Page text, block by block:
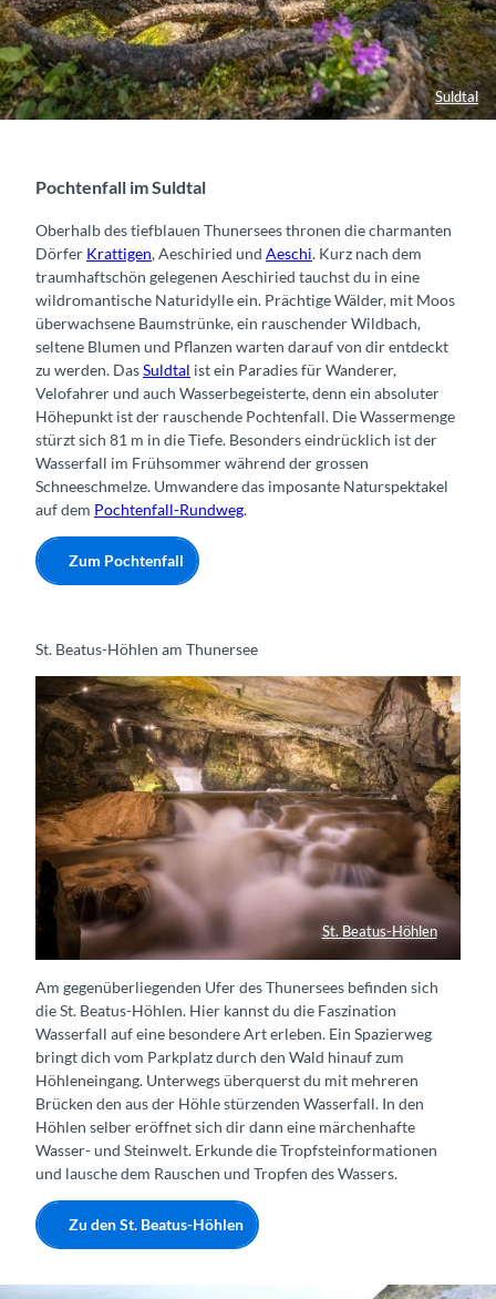
Suldtal
Pochtenfall im Suldtal
Oberhalb des tiefblauen Thunersees thronen die charmanten
Dörfer Krattigen, Aeschiried und Aeschi. Kurz nach dem
traumhaftschön gelegenen Aeschiried tauchst du in eine
wildromantische Naturidylle ein. Prächtige Wälder, mit Moos
überwachsene Baumstrünke, ein rauschender Wildbach,
seltene Blumen und Pflanzen warten darauf von dir entdeckt
zu werden. DasSuldtal ist ein Paradies für Wanderer,
Velofahrer und auch Wasserbegeisterte, denn ein absoluter
Höhepunkt ist der rauschende Pochtenfall. Die Wassermenge
stürzt sich 81 m in die Tiefe. Besonders eindrücklich ist der
Wasserfall im Frühsommer während der grossen
Schneeschmelze. Umwandere das imposante Naturspektakel
auf dem Pochtenfall-Rundweg.
Zum Pochtenfall
St. Beatus-Höhlen am Thunersee
St. Beatus-Höhlen
Wasserfall St. Beatus-Höhlen
Am gegenüberliegenden Ufer des Thunersees befinden sich
die St. Beatus-Höhlen. Hier kannst du die Faszination
Wasserfall auf eine besondere Art erleben. Ein Spazierweg
bringt dich vom Parkplatz durch den Wald hinauf zum
Höhleneingang. Unterwegs überquerst du mit mehreren
Brücken den aus der Höhle stürzenden Wasserfall. In den
Höhlen selber eröffnet sich dir dann eine märchenhafte
Wasser- und Steinwelt. Erkunde die Tropfsteinformationen
und lausche dem Rauschen und Tropfen des Wassers.
Zu den St. Beatus-Höhlen